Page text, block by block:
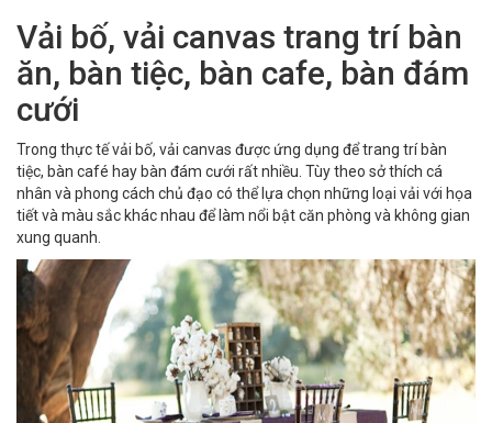
Vải bố, vải canvas trang trí bàn
ăn, bàn tiệc, bàn cafe, bàn đám
cưới
Trong thực tế vải bố, vải canvas được ứng dụng để trang trí bàn
tiệc, bàn café hay bàn đám cưới rất nhiều. Tùy theo sở thích cá
nhân và phong cách chủ đạo có thể lựa chọn những loại vải với họa
tiết và màu sắc khác nhau để làm nổi bật căn phòng và không gian
xung quanh.